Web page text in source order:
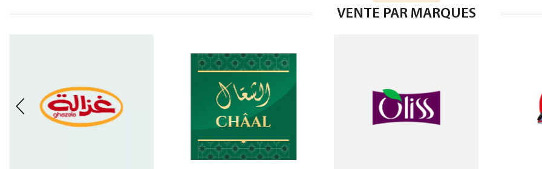
VENTE PAR MARQUES